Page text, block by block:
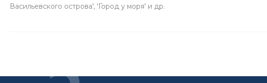
Васильевского острова', 'Город у моря' и др.